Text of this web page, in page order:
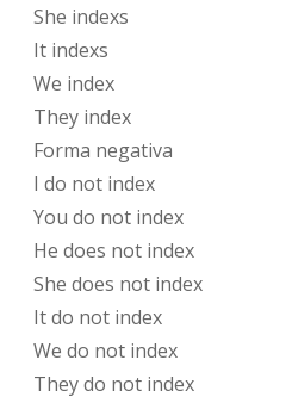
She indexs
It indexs
We index
They index
Forma negativa
I do not index
You do not index
He does not index
She does not index
Itdo not index
We do not index
Theydo not index